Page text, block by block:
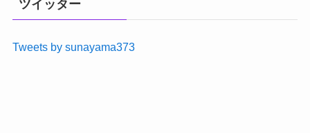
ツイッター
Tweets by sunayama373